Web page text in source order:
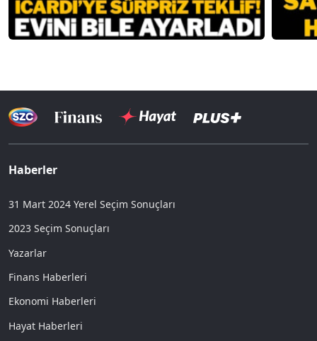
Haberler
31 Mart 2024 Yerel Seçim Sonuçları
2023 Seçim Sonuçları
Yazarlar
Finans Haberleri
Ekonomi Haberleri
Hayat Haberleri